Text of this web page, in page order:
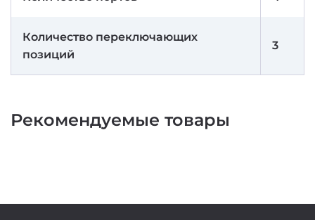
Количество переключающих
позиций
3
Рекомендуемые товары